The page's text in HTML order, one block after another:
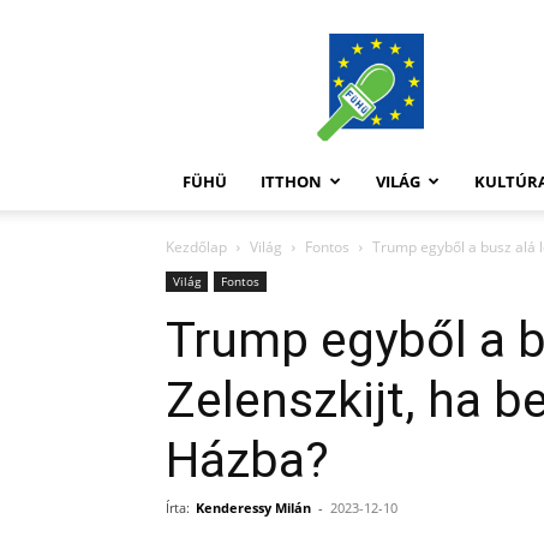
FüHü
FÜHÜ ITTHON VILÁG
Kezdőlap Világ Fontos Trump egyből a busz alá
Világ Fontos
Trump egyből a
Zelenszkijt, ha
Házba?
Írta: Kenderessy Milán - 2023-12-10